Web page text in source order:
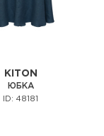
KITON
ЮБКА
ID: 48181